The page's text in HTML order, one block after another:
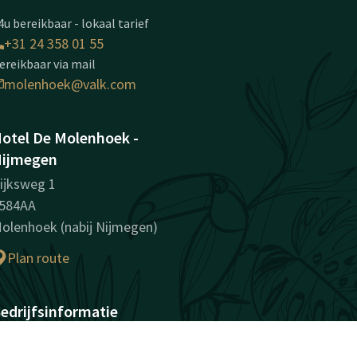
bereikbaar - lokaal tarief
+31 24 358 01 55
via mail
molenhoek@valk.com
De Molenhoek -
1
(nabij Nijmegen)
Plan route